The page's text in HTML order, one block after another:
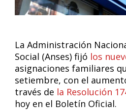
La Administración
Social (Anses) fijó los
asignaciones familiares
setiembre, con el
través de la Resolución
hoy en el Boletín Oficial.